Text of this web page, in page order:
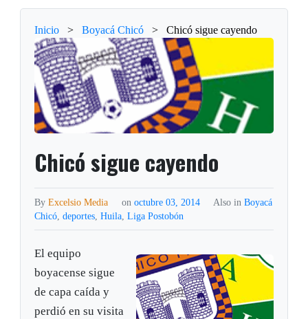
Inicio > Boyacá Chicó > Chicó sigue cayendo
Chicó sigue cayendo
ByExcelsio Media on octubre 03, 2014 Also in Boyacá
Chicó,deportes,Huila,Liga Postobón
El equipo
boyacense sigue
de capa caída y
perdió en su visita